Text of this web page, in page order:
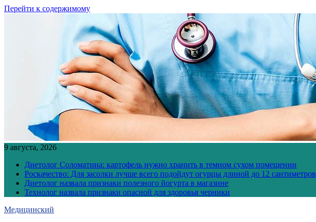
Перейти к содержимому
9 августа, 2026
Диетолог Соломатина: картофель нужно хранить в темном сухом помещении
Роскачество: Для засолки лучше всего подойдут огурцы длиной до 12 сантиметров
Диетолог назвала признаки полезного йогурта в магазине
Технолог назвала признаки опасной для здоровья черники
Медицинский